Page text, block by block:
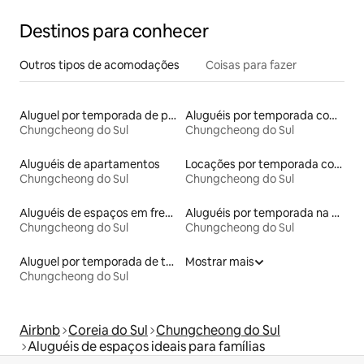
Destinos para conhecer
Outros tipos de acomodações Coisas para fazer
Aluguel por temporada de pensões coreanas
Chungcheong do Sul
Aluguéis por temporada com banheira de hidromassagem
Chungcheong do Sul
Aluguéis de apartamentos
Chungcheong do Sul
Locações por temporada com piscina
Chungcheong do Sul
Aluguéis de espaços em frente à praia
Chungcheong do Sul
Aluguéis por temporada na orla
Chungcheong do Sul
Aluguel por temporada de tendas
Chungcheong do Sul
Mostrar mais
Airbnb Coreia do Sul Chungcheong do Sul
Aluguéis de espaços ideais para famílias